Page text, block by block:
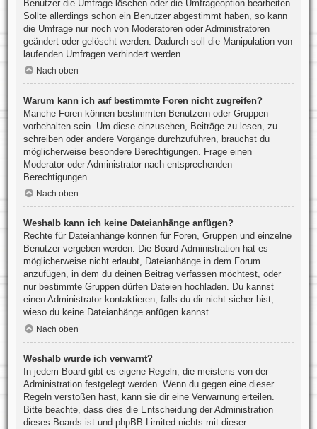
Benutzer die Umfrage löschen oder die Umfrageoption bearbeiten.
Sollte allerdings schon ein Benutzer abgestimmt haben, so kann
die Umfrage nur noch von Moderatoren oder Administratoren
geändert oder gelöscht werden. Dadurch soll die Manipulation von
laufenden Umfragen verhindert werden.
Nach oben
Warum kann ich auf bestimmte Foren nicht zugreifen?
Manche Foren können bestimmten Benutzern oder Gruppen
vorbehalten sein. Um diese einzusehen, Beiträge zu lesen, zu
schreiben oder andere Vorgänge durchzuführen, brauchst du
möglicherweise besondere Berechtigungen. Frage einen
Moderator oder Administrator nach entsprechenden
Berechtigungen.
Nach oben
Weshalb kann ich keine Dateianhänge anfügen?
Rechte für Dateianhänge können für Foren, Gruppen und einzelne
Benutzer vergeben werden. Die Board-Administration hat es
möglicherweise nicht erlaubt, Dateianhänge in dem Forum
anzufügen, in dem du deinen Beitrag verfassen möchtest, oder
nur bestimmte Gruppen dürfen Dateien hochladen. Du kannst
einen Administrator kontaktieren, falls du dir nicht sicher bist,
wieso du keine Dateianhänge anfügen kannst.
Nach oben
Weshalb wurde ich verwarnt?
In jedem Board gibt es eigene Regeln, die meistens von der
Administration festgelegt werden. Wenn du gegen eine dieser
Regeln verstoßen hast, kann sie dir eine Verwarnung erteilen.
Bitte beachte, dass dies die Entscheidung der Administration
dieses Boards ist und phpBB Limited nichts mit dieser